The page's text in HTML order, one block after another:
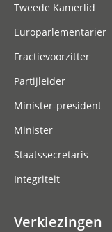
Tweede Kamerlid
Europarlementariër
Fractievoorzitter
Partijleider
Minister-president
Minister
Staatssecretaris
Integriteit
Verkiezingen